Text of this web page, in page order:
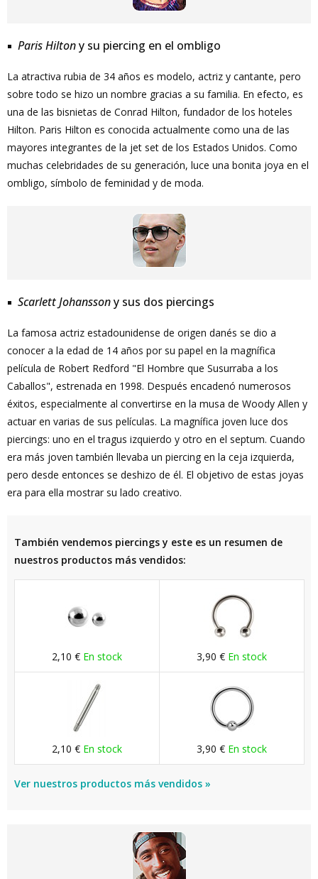
Paris Hiltony su piercing en el ombligo
La atractiva rubia de 34 años es modelo, actriz y cantante, pero
sobre todo se hizo un nombre gracias a su familia. En efecto, es
una de las bisnietas de Conrad Hilton, fundador de los hoteles
Hilton. Paris Hilton es conocida actualmente como una de las
mayores integrantes de la jet set de los Estados Unidos. Como
muchas celebridades de su generación, luce una bonita joya en el
ombligo, símbolo de feminidad y de moda.
Scarlett Johanssony sus dos piercings
La famosa actriz estadounidense de origen danés se dio a
conocer a la edad de 14 años por su papel en la magnífica
película de Robert Redford "El Hombre que Susurraba a los
Caballos", estrenada en 1998. Después encadenó numerosos
éxitos, especialmente al convertirse en la musa de Woody Allen y
actuar en varias de sus películas. La magnífica joven luce dos
piercings: uno en el tragus izquierdo y otro en el septum. Cuando
era más joven también llevaba un piercing en la ceja izquierda,
pero desde entonces se deshizo de él. El objetivo de estas joyas
era para ella mostrar su lado creativo.
También vendemos piercings y este es un resumen de
nuestros productos más vendidos:
2,10 € En stock 3,90 € En stock
2,10 € En stock 3,90 € En stock
Ver nuestros productos más vendidos »